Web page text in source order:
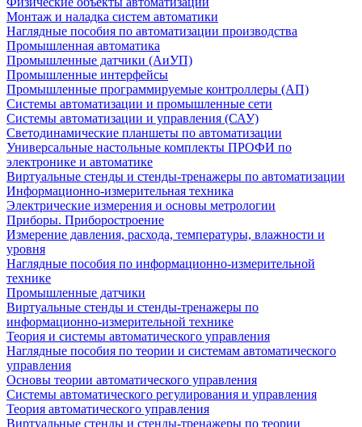
Монтаж и наладка систем автоматики
Наглядные пособия по автоматизации производства
Промышленная автоматика
Промышленные датчики (АиУП)
Промышленные интерфейсы
Промышленные программируемые контроллеры (АП)
Системы автоматизации и промышленные сети
Системы автоматизации и управления (САУ)
Светодинамические планшеты по автоматизации
Универсальные настольные комплекты ПРОФИ по
электронике и автоматике
Виртуальные стенды и стенды-тренажеры по автоматизации
Информационно-измерительная техника
Электрические измерения и основы метрологии
Приборы. Приборостроение
Измерение давления, расхода, температуры, влажности и
уровня
Наглядные пособия по информационно-измерительной
технике
Промышленные датчики
Виртуальные стенды и стенды-тренажеры по
информационно-измерительной технике
Теория и системы автоматического управления
Наглядные пособия по теории и системам автоматического
управления
Основы теории автоматического управления
Системы автоматического регулирования и управления
Теория автоматического управления
Виртуальные стенды и стенды-тренажеры по теории